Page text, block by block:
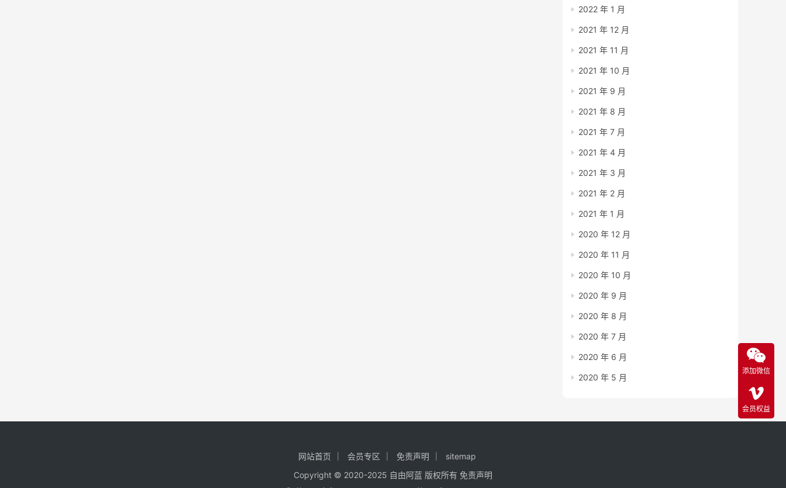
2022 年 1 月
2021 年 12 月
2021 年 11 月
2021 年 10 月
2021 年 9 月
2021 年 8 月
2021 年 7 月
2021 年 4 月
2021 年 3 月
2021 年 2 月
2021 年 1 月
2020 年 12 月
2020 年 11 月
2020 年 10 月
2020 年 9 月
2020 年 8 月
2020 年 7 月
2020 年 6 月
2020 年 5 月
网站首页 会员专区 免责声明
sitemap
Copyright © 2020-2025 自由阿蓝 版权所有 免责声明
添加微信
会员权益